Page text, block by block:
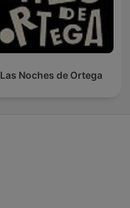
Las Noches de Ortega